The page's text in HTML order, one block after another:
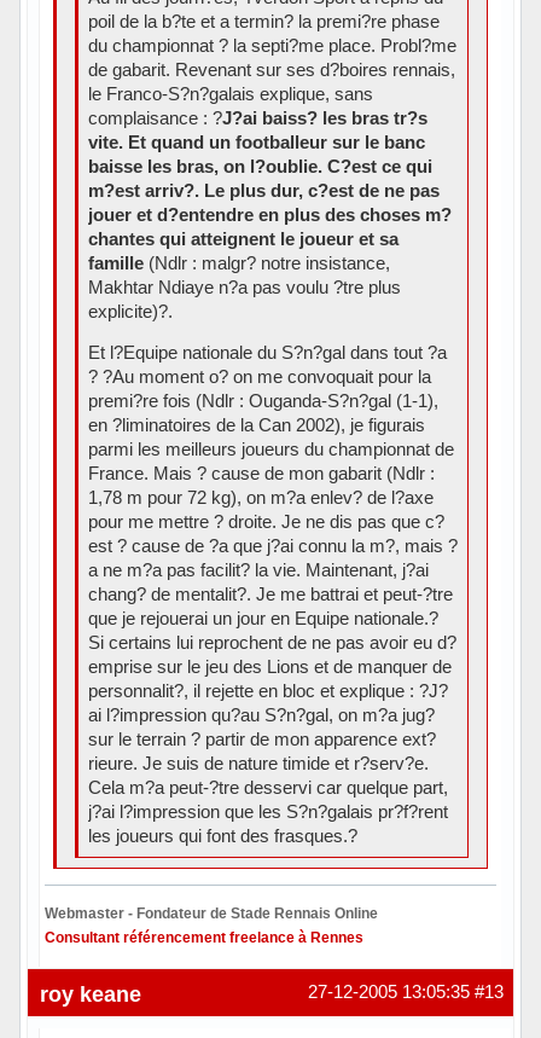
poil de la b?te et a termin? la premi?re phase
du championnat ? la septi?me place. Probl?me
de gabarit. Revenant sur ses d?boires rennais,
le Franco-S?n?galais explique, sans
complaisance : ?J?ai baiss? les bras tr?s
vite. Et quand un footballeur sur le banc
baisse les bras, on l?oublie. C?est ce qui
m?est arriv?. Le plus dur, c?est de ne pas
jouer et d?entendre en plus des choses m?
chantes qui atteignent le joueur et sa
famille (Ndlr : malgr? notre insistance,
Makhtar Ndiaye n?a pas voulu ?tre plus
explicite)?.
Et l?Equipe nationale du S?n?gal dans tout ?a
? ?Au moment o? on me convoquait pour la
premi?re fois (Ndlr : Ouganda-S?n?gal (1-1),
en ?liminatoires de la Can 2002), je figurais
parmi les meilleurs joueurs du championnat de
France. Mais ? cause de mon gabarit (Ndlr :
1,78 m pour 72 kg), on m?a enlev? de l?axe
pour me mettre ? droite. Je ne dis pas que c?
est ? cause de ?a que j?ai connu la m?, mais ?
a ne m?a pas facilit? la vie. Maintenant, j?ai
chang? de mentalit?. Je me battrai et peut-?tre
que je rejouerai un jour en Equipe nationale.?
Si certains lui reprochent de ne pas avoir eu d?
emprise sur le jeu des Lions et de manquer de
personnalit?, il rejette en bloc et explique : ?J?
ai l?impression qu?au S?n?gal, on m?a jug?
sur le terrain ? partir de mon apparence ext?
rieure. Je suis de nature timide et r?serv?e.
Cela m?a peut-?tre desservi car quelque part,
j?ai l?impression que les S?n?galais pr?f?rent
les joueurs qui font des frasques.?
Webmaster - Fondateur de Stade Rennais Online
Consultant référencement freelance à Rennes
Hors ligne #13
27-12-2005 13:05:35
roy keane